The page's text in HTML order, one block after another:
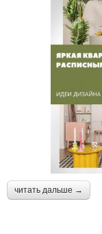
читать дальше →